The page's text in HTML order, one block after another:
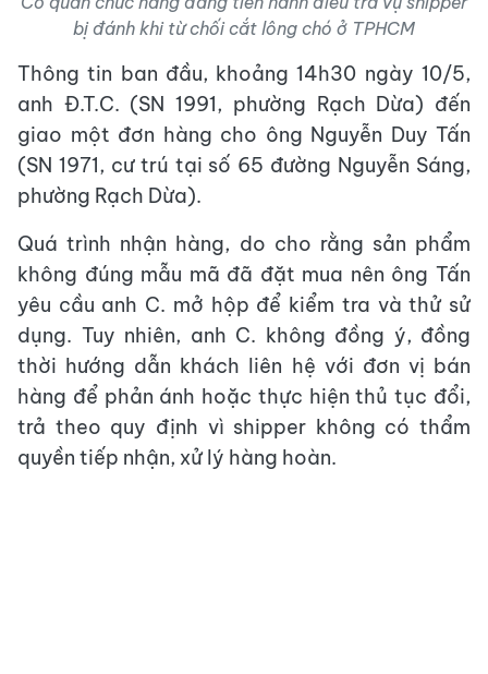
bị đánh khi từ chối cắt lông chó ở TPHCM
Thông tin ban đầu, khoảng 14h30 ngày 10/5,
anh Đ.T.C. (SN 1991, phường Rạch Dừa) đến
giao một đơn hàng cho ông Nguyễn Duy Tấn
(SN 1971, cư trú tại số 65 đường Nguyễn Sáng,
phường Rạch Dừa).
Quá trình nhận hàng, do cho rằng sản phẩm
không đúng mẫu mã đã đặt mua nên ông Tấn
yêu cầu anh C. mở hộp để kiểm tra và thử sử
dụng. Tuy nhiên, anh C. không đồng ý, đồng
thời hướng dẫn khách liên hệ với đơn vị bán
hàng để phản ánh hoặc thực hiện thủ tục đổi,
trả theo quy định vì shipper không có thẩm
quyền tiếp nhận, xử lý hàng hoàn.